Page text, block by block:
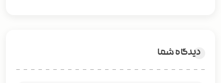
دیدگاه شما